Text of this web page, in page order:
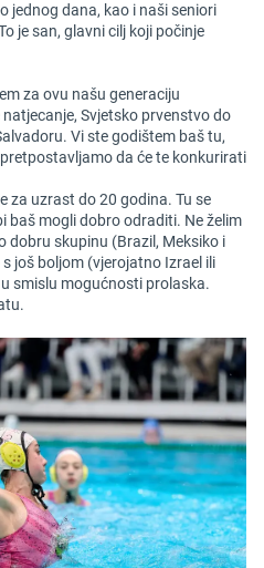
jednog dana, kao i naši seniori
je san, glavni cilj koji počinje
za ovu našu generaciju
Svjetsko prvenstvo do
Vi ste godištem baš tu,
da će te konkurirati
za uzrast do 20 godina. Tu se
baš mogli dobro odraditi. Ne želim
dobru skupinu (Brazil, Meksiko i
još boljom (vjerojatno Izrael ili
smislu mogućnosti prolaska.